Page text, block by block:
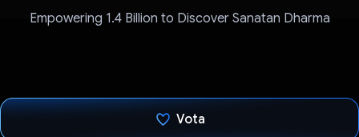
Empowering 1.4 Billion to Discover Sanatan Dharma
Vota